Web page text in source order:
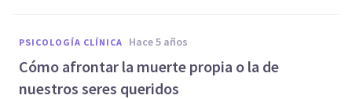
PSICOLOGÍA CLÍNICA hace 5 años
Cómo afrontar la muerte propia o la de
nuestros seres queridos